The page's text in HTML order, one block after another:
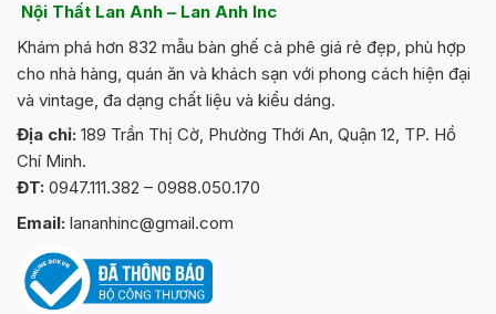
Nội Thất Lan Anh – Lan Anh Inc
Khám phá hơn 832 mẫu bàn ghế cà phê giá rẻ đẹp, phù hợp
cho nhà hàng, quán ăn và khách sạn với phong cách hiện đại
và vintage, đa dạng chất liệu và kiểu dáng.
Địa chỉ: 189 Trần Thị Cờ, Phường Thới An, Quận 12, TP. Hồ
Chí Minh.
ĐT: 0947.111.382 – 0988.050.170
Email: lananhinc@gmail.com